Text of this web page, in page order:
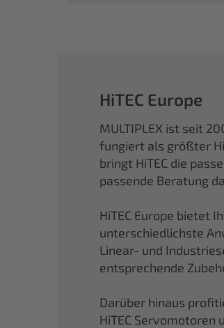
HiTEC Europe
MULTIPLEX ist seit
fungiert als größter
bringt HiTEC die
passende Beratung
HiTEC Europe bietet
unterschiedlichste
Linear- und
entsprechende
Darüber hinaus
HiTEC Servomotoren